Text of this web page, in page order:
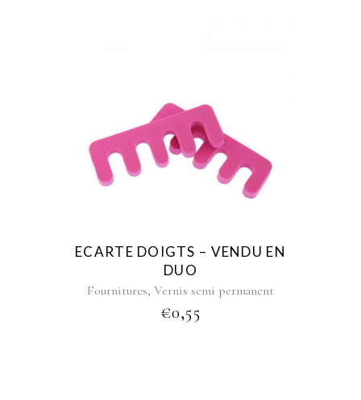
ECARTE DOIGTS – VENDU EN
DUO
Fournitures, Vernis semi permanent
€0,55